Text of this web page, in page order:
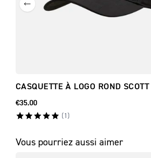
CASQUETTE À LOGO ROND SCOTT
€35.00
( 1 )
Vous pourriez aussi aimer